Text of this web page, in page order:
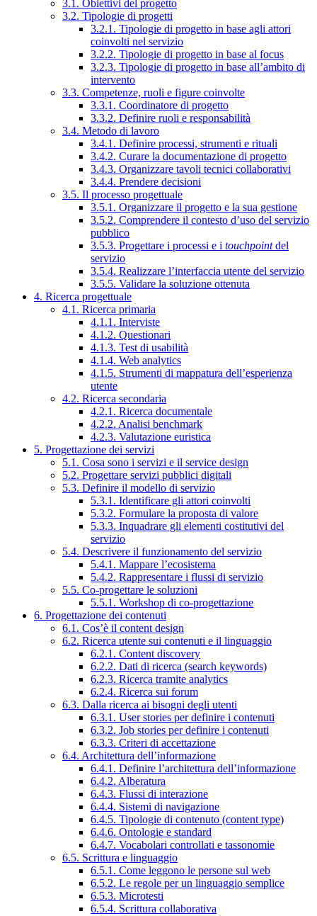
3.1. Obiettivi del progetto
3.2. Tipologie di progetti
3.2.1. Tipologie di progetto in base agli attori
coinvolti nel servizio
3.2.2. Tipologie di progetto in base al focus
3.2.3. Tipologie di progetto in base all’ambito di
intervento
3.3. Competenze, ruoli e figure coinvolte
3.3.1. Coordinatore di progetto
3.3.2. Definire ruoli e responsabilità
3.4. Metodo di lavoro
3.4.1. Definire processi, strumenti e rituali
3.4.2. Curare la documentazione di progetto
3.4.3. Organizzare tavoli tecnici collaborativi
3.4.4. Prendere decisioni
3.5. Il processo progettuale
3.5.1. Organizzare il progetto e la sua gestione
3.5.2. Comprendere il contesto d’uso del servizio
pubblico
3.5.3. Progettare i processi e i touchpointdel
servizio
3.5.4. Realizzare l’interfaccia utente del servizio
3.5.5. Validare la soluzione ottenuta
4. Ricerca progettuale
4.1. Ricerca primaria
4.1.1. Interviste
4.1.2. Questionari
4.1.3. Test di usabilità
4.1.4. Web analytics
4.1.5. Strumenti di mappatura dell’esperienza
utente
4.2. Ricerca secondaria
4.2.1. Ricerca documentale
4.2.2. Analisi benchmark
4.2.3. Valutazione euristica
5. Progettazione dei servizi
5.1. Cosa sono i servizi e il service design
5.2. Progettare servizi pubblici digitali
5.3. Definire il modello di servizio
5.3.1. Identificare gli attori coinvolti
5.3.2. Formulare la proposta di valore
5.3.3. Inquadrare gli elementi costitutivi del
servizio
5.4. Descrivere il funzionamento del servizio
5.4.1. Mappare l’ecosistema
5.4.2. Rappresentare i flussi di servizio
5.5. Co-progettare le soluzioni
5.5.1. Workshop di co-progettazione
6. Progettazione dei contenuti
6.1. Cos’è il content design
6.2. Ricerca utente sui contenuti e il linguaggio
6.2.1. Content discovery
6.2.2. Dati di ricerca (search keywords)
6.2.3. Ricerca tramite analytics
6.2.4. Ricerca sui forum
6.3. Dalla ricerca ai bisogni degli utenti
6.3.1. User stories per definire i contenuti
6.3.2. Job stories per definire i contenuti
6.3.3. Criteri di accettazione
6.4. Architettura dell’informazione
6.4.1. Definire l’architettura dell’informazione
6.4.2. Alberatura
6.4.3. Flussi di interazione
6.4.4. Sistemi di navigazione
6.4.5. Tipologie di contenuto (content type)
6.4.6. Ontologie e standard
6.4.7. Vocabolari controllati e tassonomie
6.5. Scrittura e linguaggio
6.5.1. Come leggono le persone sul web
6.5.2. Le regole per un linguaggio semplice
6.5.3. Microtesti
6.5.4. Scrittura collaborativa